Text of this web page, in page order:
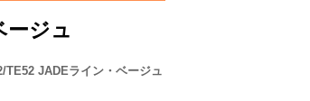
ージュ
TE52 JADEライン・ベージュ